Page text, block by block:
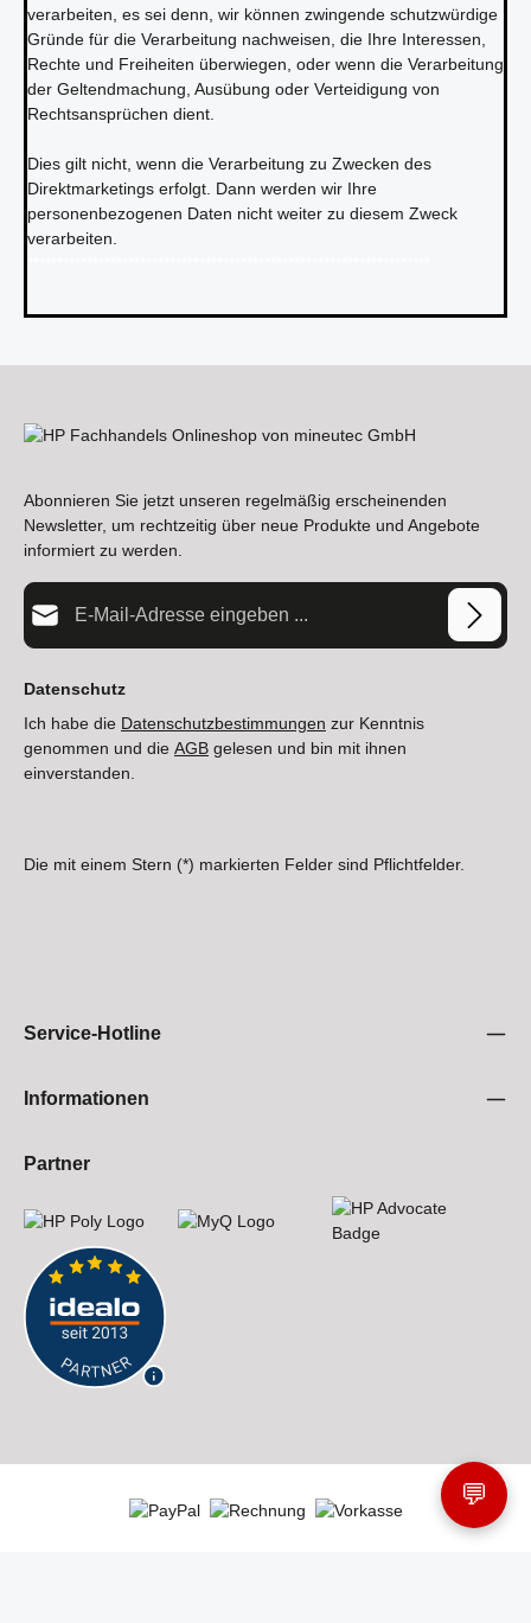
verarbeiten, es sei denn, wir können zwingende schutzwürdige
Gründe für die Verarbeitung nachweisen, die Ihre Interessen,
Rechte und Freiheiten überwiegen, oder wenn die Verarbeitung
der Geltendmachung, Ausübung oder Verteidigung von
Rechtsansprüchen dient.
Dies gilt nicht, wenn die Verarbeitung zu Zwecken des
Direktmarketings erfolgt. Dann werden wir Ihre
personenbezogenen Daten nicht weiter zu diesem Zweck
verarbeiten.
Abonnieren Sie jetzt unseren regelmäßig erscheinenden
Newsletter, um rechtzeitig über neue Produkte und Angebote
informiert zu werden.
E-Mail-Adresse*
Datenschutz
Ich habe die Datenschutzbestimmungen zur Kenntnis
genommen und die AGB gelesen und bin mit ihnen
einverstanden.
Die mit einem Stern (*) markierten Felder sind Pflichtfelder.
Service-Hotline
Informationen
Partner
💬